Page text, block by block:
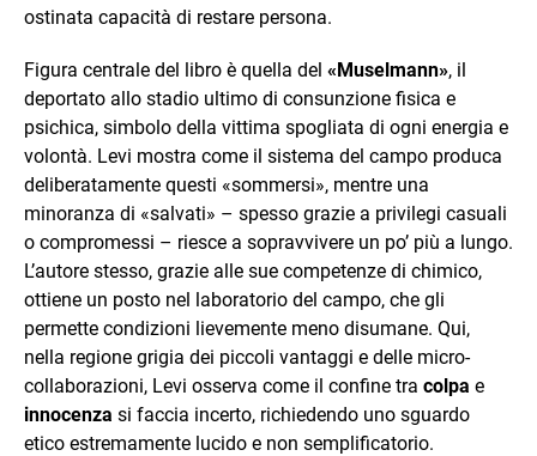
ostinata capacità di restare persona.
Figura centrale del libro è quella del «Muselmann», il
deportato allo stadio ultimo di consunzione fisica e
psichica, simbolo della vittima spogliata di ogni energia e
volontà. Levi mostra come il sistema del campo produca
deliberatamente questi «sommersi», mentre una
minoranza di «salvati» – spesso grazie a privilegi casuali
o compromessi – riesce a sopravvivere un po’ più a lungo.
L’autore stesso, grazie alle sue competenze di chimico,
ottiene un posto nel laboratorio del campo, che gli
permette condizioni lievemente meno disumane. Qui,
nella regione grigia dei piccoli vantaggi e delle micro-
collaborazioni, Levi osserva come il confine tra colpa e
innocenza si faccia incerto, richiedendo uno sguardo
etico estremamente lucido e non semplificatorio.